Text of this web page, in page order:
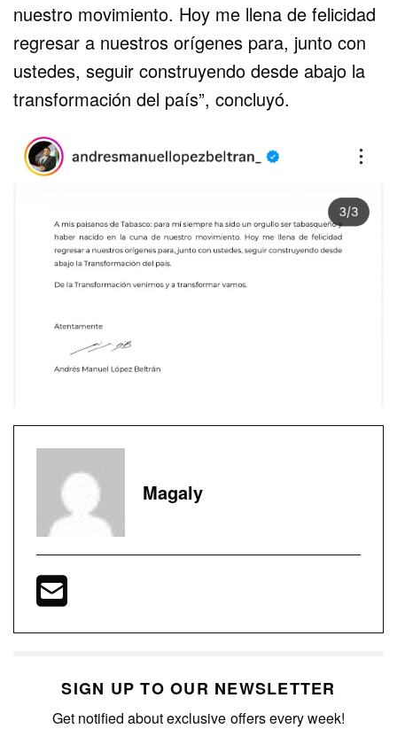
nuestro movimiento. Hoy me llena de felicidad
regresar a nuestros orígenes para, junto con
ustedes, seguir construyendo desde abajo la
transformación del país”, concluyó.
Magaly
SIGN UP TO OUR NEWSLETTER
Get notified about exclusive offers every week!